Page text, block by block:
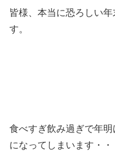
皆様、本当に恐ろしい
す。
食べすぎ飲み過ぎで年
になってしまいます・・